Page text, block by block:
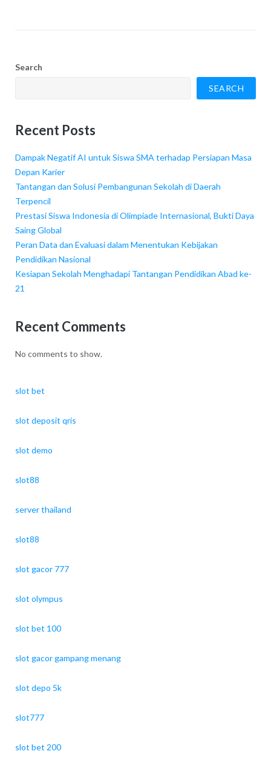
Search
SEARCH
Recent Posts
Dampak Negatif AI untuk Siswa SMA terhadap Persiapan Masa
Depan Karier
Tantangan dan Solusi Pembangunan Sekolah di Daerah
Terpencil
Prestasi Siswa Indonesia di Olimpiade Internasional, Bukti Daya
Saing Global
Peran Data dan Evaluasi dalam Menentukan Kebijakan
Pendidikan Nasional
Kesiapan Sekolah Menghadapi Tantangan Pendidikan Abad ke-
21
Recent Comments
No comments to show.
slot bet
slot deposit qris
slot demo
slot88
server thailand
slot88
slot gacor 777
slot olympus
slot bet 100
slot gacor gampang menang
slot depo 5k
slot777
slot bet 200